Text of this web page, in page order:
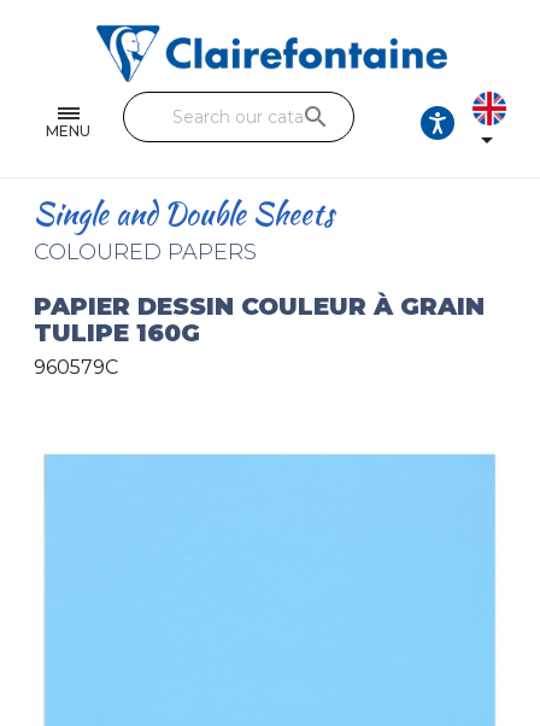
MENU
Single and double sheets
Fine arts
Handicraft
Pencil cases & Leather goods
All the collections
search

Single and Double Sheets
COLOURED PAPERS
PAPIER DESSIN COULEUR À GRAIN
TULIPE 160G
960579C